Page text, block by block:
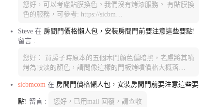
您好，可以考慮貼膜換色。我們沒有烤漆服務。 有貼膜換
色的服務，可參考: https://sicbm…
Steve 在 房間門價格懶人包，安裝房間門前要注意這些要點!
留言 :
您好： 買房子時原本的五個木門顏色偏暗黑，老慮將其噴
烤為較淡的顏色，請問像這樣的門板烤噴價格大概落…
sicbmcom 在 房間門價格懶人包，安裝房間門前要注意這些要
點! 留言 : 您好，已用mail 回覆，請查收